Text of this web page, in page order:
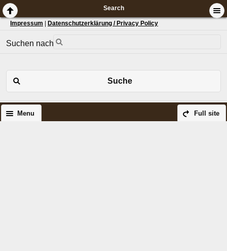
Search
Impressum Datenschutzerklärung / Privacy Policy
Suchen nach:
Suche
Full site
Menu